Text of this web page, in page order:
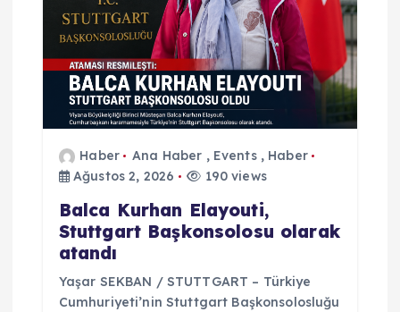
s
Haber Ana Haber , Events, Haber
Ağustos 2, 2026
190 views
Balca Kurhan Elayouti,
Stuttgart Başkonsolosu olarak
atandı
Yaşar SEKBAN / STUTTGART – Türkiye
Cumhuriyeti’nin Stuttgart Başkonsolosluğu